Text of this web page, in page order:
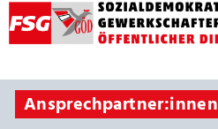
Ansprechpartner:innen